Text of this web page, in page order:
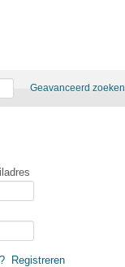
Geavanceerd zoeken
Registreren